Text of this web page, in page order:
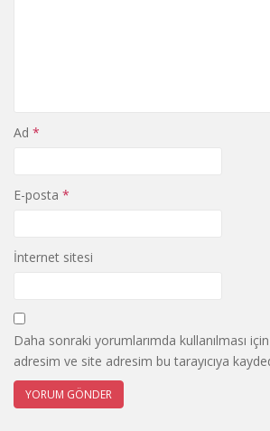
Ad *
E-posta *
İnternet sitesi
Daha sonraki yorumlarımda kullanılması
adresim ve site adresim bu tarayıcıya